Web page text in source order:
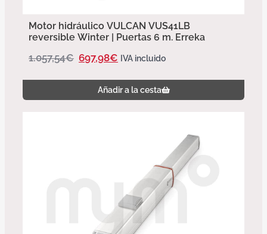
Motor hidráulico VULCAN VUS41LB
reversible Winter | Puertas 6 m. Erreka
1.057,54€ 697,98€ IVA incluido
Añadir a la cesta